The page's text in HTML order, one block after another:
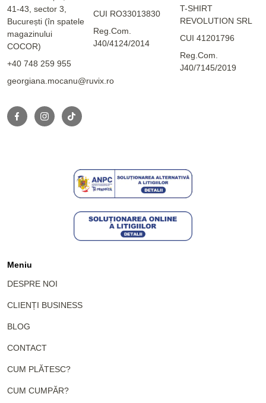
41-43, sector 3,
București (în spatele
magazinului
COCOR)
+40 748 259 955
georgiana.mocanu@ruvix.ro
CUI RO33013830
Reg.Com.
J40/4124/2014
T-SHIRT
REVOLUTION SRL
CUI 41201796
Reg.Com.
J40/7145/2019
Meniu
DESPRE NOI
CLIENȚI BUSINESS
BLOG
CONTACT
CUM PLĂTESC?
CUM CUMPĂR?